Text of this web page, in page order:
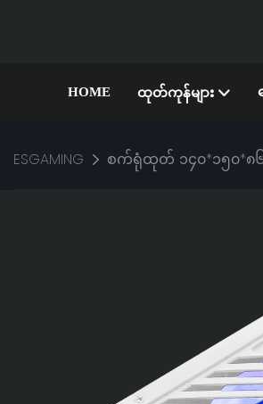
HOME ထုတ်ကုန်များ
ESGAMING စက်ရုံထုတ် ၁၄၀*၁၅၀*၈၆